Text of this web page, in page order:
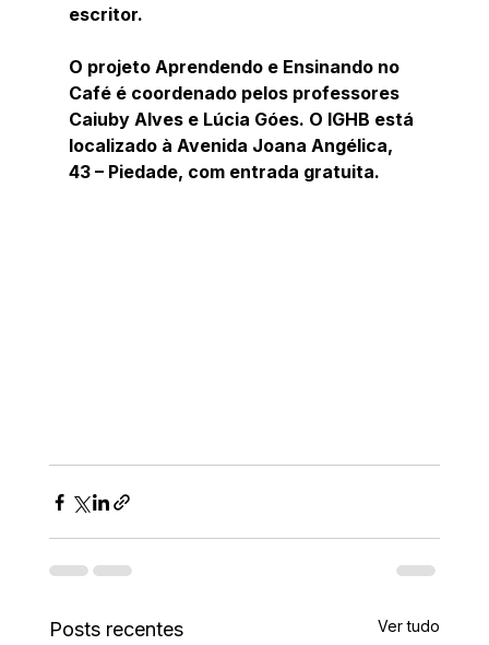
escritor.
O projeto Aprendendo e Ensinando no
Café é coordenado pelos professores
Caiuby Alves e Lúcia Góes. O IGHB está
localizado à Avenida Joana Angélica,
43 – Piedade, com entrada gratuita.
Posts recentes Ver tudo